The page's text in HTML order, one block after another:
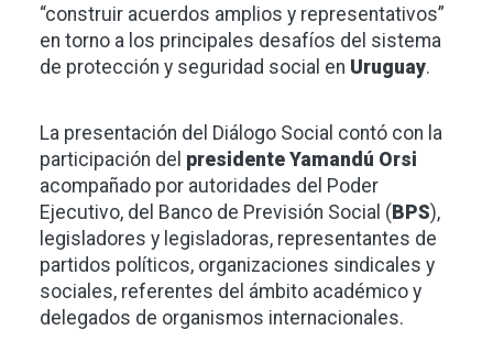
“construir acuerdos amplios y representativos”
en torno a los principales desafíos del sistema
de protección y seguridad social en Uruguay.
La presentación del Diálogo Social contó con la
participación del presidente Yamandú Orsi
acompañado por autoridades del Poder
Ejecutivo, del Banco de Previsión Social ( BPS),
legisladores y legisladoras, representantes de
partidos políticos, organizaciones sindicales y
sociales, referentes del ámbito académico y
delegados de organismos internacionales.